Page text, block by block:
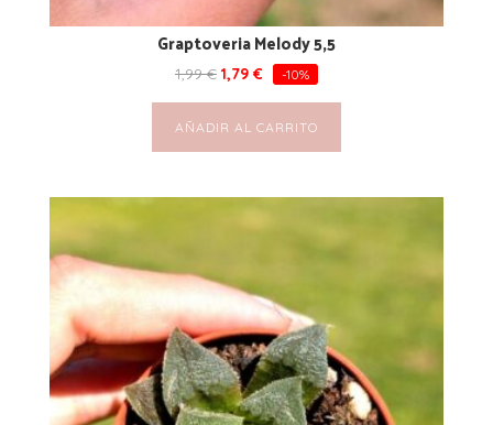
Graptoveria Melody 5,5
1,99€ 1,79 € -10%
AÑADIR AL CARRITO